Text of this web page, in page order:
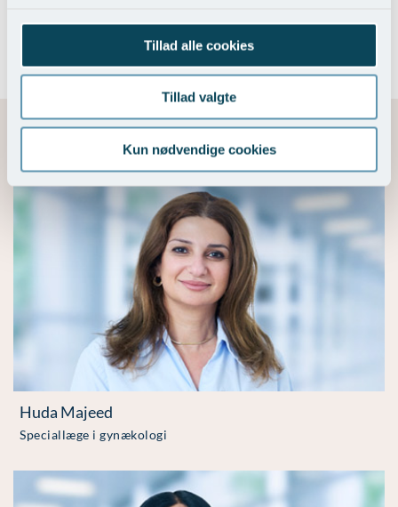
Tillad alle cookies
Tillad valgte
Kun nødvendige cookies
Kontrol konsultation inkl. evt.
Vores erfarne eksperter
Huda Majeed
Speciallæge i gynækologi